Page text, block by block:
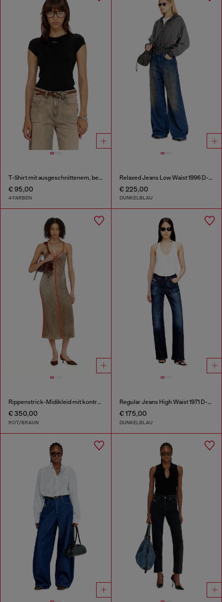
T-Shirt mit ausgeschnittenem, besticktem Logo
€ 95,00
4 FARBEN
Relaxed Jeans Low Waist 1996 D-Sire
€ 225,00
DUNKELBLAU
Rippenstrick-Midikleid mit kontrastierenden Bändern
€ 350,00
ROT/BRAUN
Regular Jeans High Waist 1971 D-Sent
€ 175,00
DUNKELBLAU